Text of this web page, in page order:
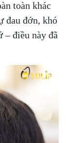
toàn khác
đau đớn, khó
– điều này đã